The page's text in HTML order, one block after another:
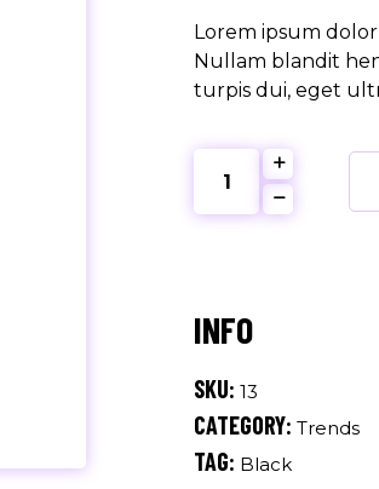
Lorem ipsum
Nullam blandit
turpis dui, eget
School
quantity
SKU: 13
CATEGORY: Trends
TAG: Black